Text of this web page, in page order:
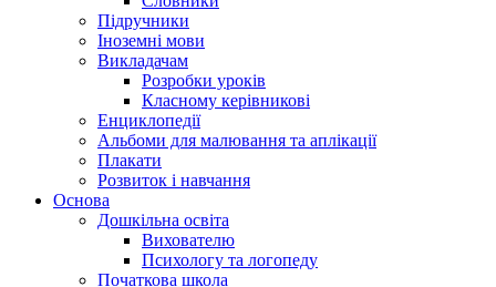
Підручники
Іноземні мови
Викладачам
Розробки уроків
Класному керівникові
Енциклопедії
Альбоми для малювання та аплікації
Плакати
Розвиток і навчання
Основа
Дошкільна освіта
Вихователю
Психологу та логопеду
Початкова школа